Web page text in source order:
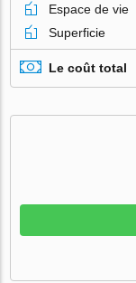
Espace de vie
Superficie
Le coût total